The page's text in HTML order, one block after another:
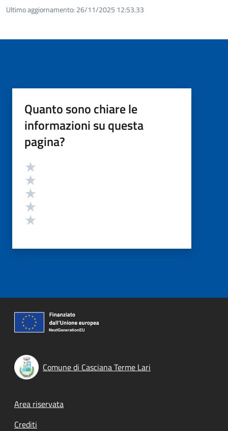
Ultimo aggiornamento: 26/11/2025 12:53.33
Quanto sono chiare le
informazioni su questa
pagina?
Valutazione
Comune di Casciana Terme Lari
Footer menu
Area riservata
Crediti